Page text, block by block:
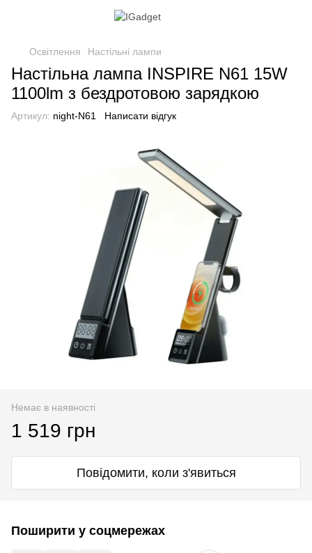
Освітлення Настільні лампи
Настільна лампа INSPIRE N61 15W
1100lm з бездротовою зарядкою
Артикул: night-N61 Написати відгук
Немає в наявності
1 519 грн
Повідомити, коли з'явиться
Поширити у соцмережах